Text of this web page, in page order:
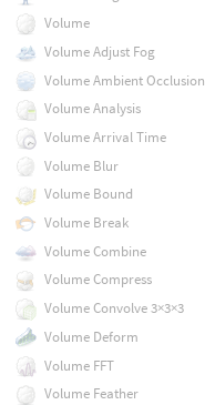
Volume
Volume Adjust Fog
Volume Ambient Occlusion
Volume Analysis
Volume Arrival Time
Volume Blur
Volume Bound
Volume Break
Volume Combine
Volume Compress
Volume Convolve 3×3×3
Volume Deform
Volume FFT
Volume Feather